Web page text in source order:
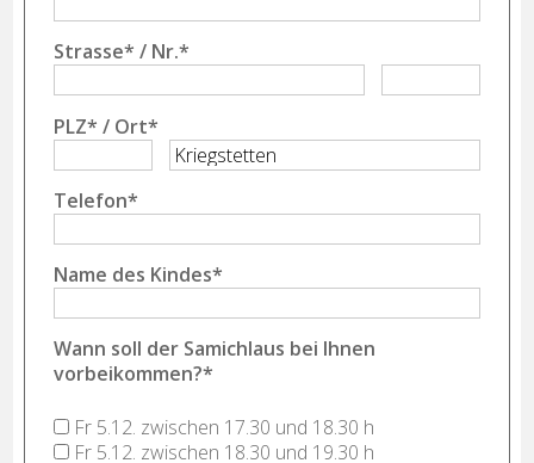
Strasse* / Nr.*
PLZ* / Ort*
Telefon*
Name des Kindes*
Wann soll der Samichlaus bei Ihnen
vorbeikommen?*
Fr 5.12. zwischen 17.30 und 18.30 h
Fr 5.12. zwischen 18.30 und 19.30 h